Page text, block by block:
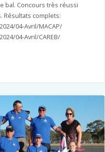
bal. Concours très réussi
Résultats complets:
04-Avril/MACAP/
04-Avril/CAREB/